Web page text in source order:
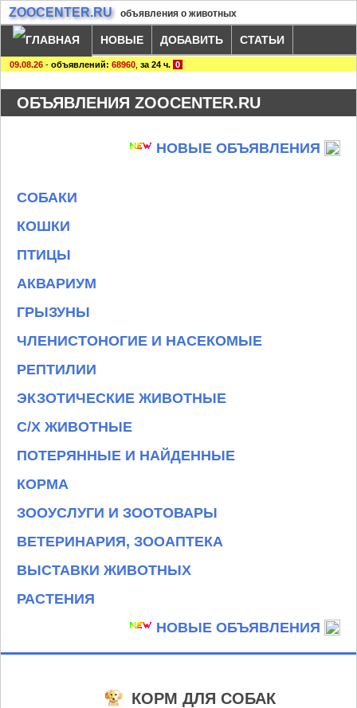
ZOOCENTER.RU объявления о животных
НОВЫЕ ДОБАВИТЬ СТАТЬИ
09.08.26 - объявлений: 68960 за 24 ч. 0
ОБЪЯВЛЕНИЯ ZOOCENTER.RU
НОВЫЕ ОБЪЯВЛЕНИЯ
СОБАКИ
КОШКИ
ПТИЦЫ
АКВАРИУМ
ГРЫЗУНЫ
ЧЛЕНИСТОНОГИЕ И НАСЕКОМЫЕ
РЕПТИЛИИ
ЭКЗОТИЧЕСКИЕ ЖИВОТНЫЕ
С/Х ЖИВОТНЫЕ
ПОТЕРЯННЫЕ И НАЙДЕННЫЕ
КОРМА
ЗООУСЛУГИ И ЗООТОВАРЫ
ВЕТЕРИНАРИЯ, ЗООАПТЕКА
ВЫСТАВКИ ЖИВОТНЫХ
РАСТЕНИЯ
НОВЫЕ ОБЪЯВЛЕНИЯ
КОРМ ДЛЯ СОБАК